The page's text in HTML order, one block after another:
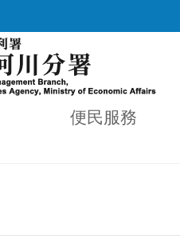
便民服務